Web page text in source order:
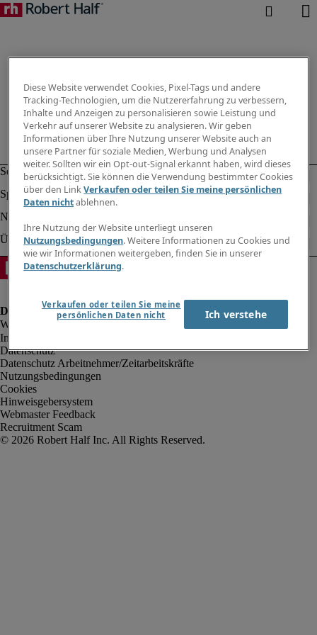
Impressum
Datenschutz
Datenschutz Arbeitnehmer/Zeitarbeitskräfte
Nutzungsbedingungen
Cookies
Hinweisgebersystem
Webmaster Feedback
Recruitment Scam
Diese Website verwendet Cookies, Pixel-Tags und andere
Tracking-Technologien, um die Nutzererfahrung zu verbessern,
Inhalte und Anzeigen zu personalisieren sowie Leistung und
Verkehr auf unserer Website zu analysieren. Wir geben
Informationen über Ihre Nutzung unserer Website auch an
unsere Partner für soziale Medien, Werbung und Analysen
weiter. Sollten wir ein Opt-out-Signal erkannt haben, wird dieses
berücksichtigt. Sie können die Verwendung bestimmter Cookies
über den LinkVerkaufen oder teilen Sie meine persönlichen
Daten nichtablehnen.
Ihre Nutzung der Website unterliegt unseren
Nutzungsbedingungen. Weitere Informationen zu Cookies und
wie wir Informationen weitergeben, finden Sie in unserer
Datenschutzerklärung.
Verkaufen oder teilen Sie meine
persönlichen Daten nicht
Ich verstehe